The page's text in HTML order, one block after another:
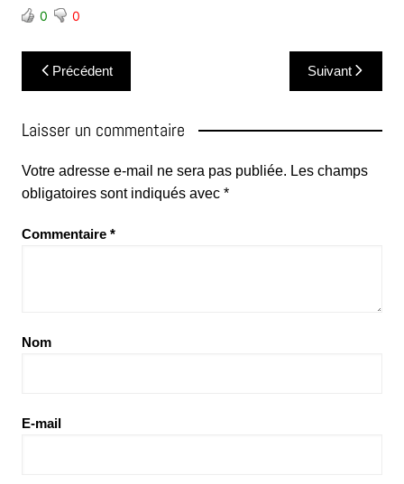
0 0
Navigation
de
l’article
Précédent Suivant
Laisser un commentaire
Votre adresse e-mail ne sera pas publiée. Les champs
obligatoires sont indiqués avec *
Commentaire *
Nom
E-mail